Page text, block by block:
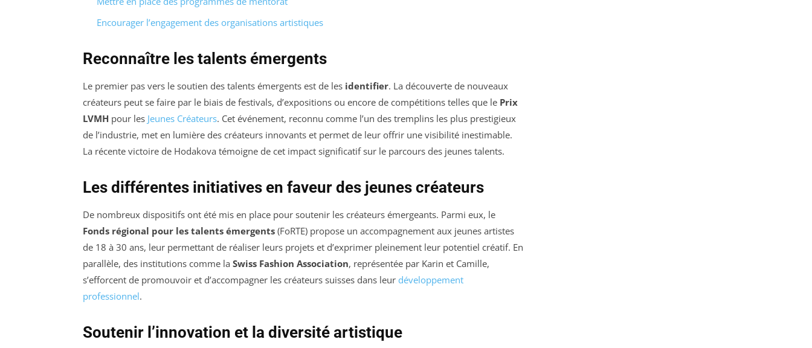
Encourager l’engagement des organisations artistiques
Reconnaître les talents émergents
Le premier pas vers le soutien des talents émergents est de les identifier. La découverte de nouveaux
créateurs peut se faire par le biais de festivals, d’expositions ou encore de compétitions telles que le Prix
LVMH pour les Jeunes Créateurs. Cet événement, reconnu comme l’un des tremplins les plus prestigieux
de l’industrie, met en lumière des créateurs innovants et permet de leur offrir une visibilité inestimable.
La récente victoire de Hodakova témoigne de cet impact significatif sur le parcours des jeunes talents.
Les différentes initiatives en faveur des jeunes créateurs
De nombreux dispositifs ont été mis en place pour soutenir les créateurs émergeants. Parmi eux, le
Fonds régional pour les talents émergents (FoRTE) propose un accompagnement aux jeunes artistes
de 18 à 30 ans, leur permettant de réaliser leurs projets et d’exprimer pleinement leur potentiel créatif. En
parallèle, des institutions comme la Swiss Fashion Association, représentée par Karin et Camille,
s’efforcent de promouvoir et d’accompagner les créateurs suisses dans leur développement
professionnel.
Soutenir l’innovation et la diversité artistique